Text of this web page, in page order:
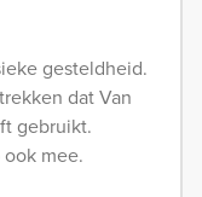
gesteldheid.
dat Van
gebruikt.
mee.